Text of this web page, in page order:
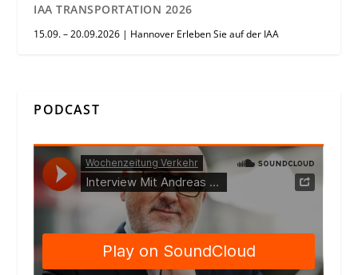
IAA TRANSPORTATION 2026
15.09. – 20.09.2026 | Hannover Erleben Sie auf der IAA
PODCAST